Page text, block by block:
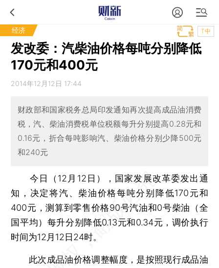
经济 T中
发改委：汽柴油价格每吨分别降低
170元和400元
2014年12月12日 17:44
财政部和国家税务总局印发通知再次提高成品油消费
税，汽、柴油消费税单位税额每升分别提高0.28元和
0.16元，折合每吨影响汽、柴油价格分别少降500元
和240元
今日（12月12日），国家发展改革委发出通
知，决定将汽、柴油价格每吨分别降低170元和
400元，测算到零售价格90号汽油和0号柴油（全
国平均）每升分别降低0.13元和0.34元，调价执行
时间为12月12日24时。
此次成品油价格调整幅度，是按照现行成品油